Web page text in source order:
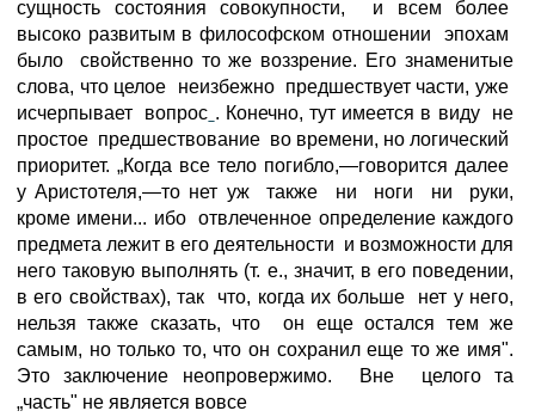
сущность состояния совокупности, и всем более
высоко развитым в философском отношении эпохам
было свойственно то же воззрение. Его знаменитые
слова, что целое неизбежно предшествует части, уже
исчерпывает вопрос . Конечно, тут имеется в виду не
простое предшествование во времени, но логический
приоритет. „Когда все тело погибло,—говорится далее
у Аристотеля,—то нет уж также ни ноги ни руки,
кроме имени... ибо отвлеченное определение каждого
предмета лежит в его деятельности и возможности для
него таковую выполнять (т. е., значит, в его поведении,
в его свойствах), так что, когда их больше нет у него,
нельзя также сказать, что он еще остался тем же
самым, но только то, что он сохранил еще то же имя".
Это заключение неопровержимо. Вне целого та
„часть" не является вовсе